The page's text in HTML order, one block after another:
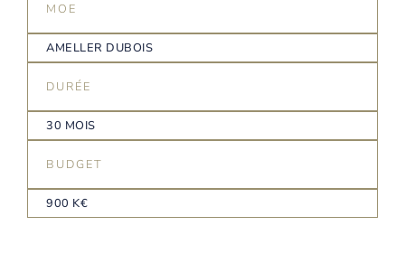
MOE
AMELLER DUBOIS
DURÉE
30 MOIS
BUDGET
900 K€